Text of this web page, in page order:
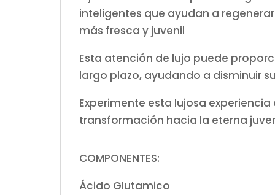
inteligentes que ayudan a
más fresca y juvenil
Esta atención de lujo puede
largo plazo, ayudando a disminuir
Experimente esta lujosa
transformación hacia la eterna
COMPONENTES:
Ácido Glutamico